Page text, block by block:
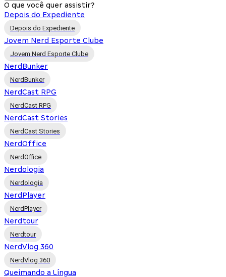
O que você quer assistir?
Depois do Expediente
Depois do Expediente
Jovem Nerd Esporte Clube
Jovem Nerd Esporte Clube
NerdBunker
NerdBunker
NerdCast RPG
NerdCast RPG
NerdCast Stories
NerdCast Stories
NerdOffice
NerdOffice
Nerdologia
Nerdologia
NerdPlayer
NerdPlayer
Nerdtour
Nerdtour
NerdVlog 360
NerdVlog 360
Queimando a Língua